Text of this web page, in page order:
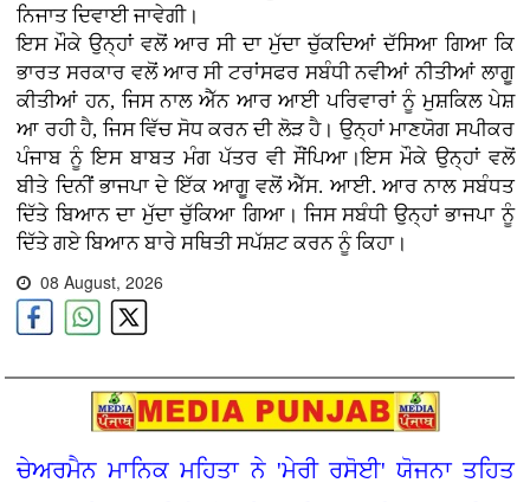
ਨਿਜਾਤ ਦਿਵਾਈ ਜਾਵੇਗੀ।
ਇਸ ਮੌਕੇ ਉਨ੍ਹਾਂ ਵਲੋਂ ਆਰ ਸੀ ਦਾ ਮੁੱਦਾ ਚੁੱਕਦਿਆਂ ਦੱਸਿਆ ਗਿਆ ਕਿ
ਭਾਰਤ ਸਰਕਾਰ ਵਲੋਂ ਆਰ ਸੀ ਟਰਾਂਸਫਰ ਸਬੰਧੀ ਨਵੀਆਂ ਨੀਤੀਆਂ ਲਾਗੂ
ਕੀਤੀਆਂ ਹਨ, ਜਿਸ ਨਾਲ ਐੱਨ ਆਰ ਆਈ ਪਰਿਵਾਰਾਂ ਨੂੰ ਮੁਸ਼ਕਿਲ ਪੇਸ਼
ਆ ਰਹੀ ਹੈ, ਜਿਸ ਵਿੱਚ ਸੋਧ ਕਰਨ ਦੀ ਲੋੜ ਹੈ। ਉਨ੍ਹਾਂ ਮਾਣਯੋਗ ਸਪੀਕਰ
ਪੰਜਾਬ ਨੂੰ ਇਸ ਬਾਬਤ ਮੰਗ ਪੱਤਰ ਵੀ ਸੌਂਪਿਆ।ਇਸ ਮੌਕੇ ਉਨ੍ਹਾਂ ਵਲੋਂ
ਬੀਤੇ ਦਿਨੀਂ ਭਾਜਪਾ ਦੇ ਇੱਕ ਆਗੂ ਵਲੋਂ ਐੱਸ. ਆਈ. ਆਰ ਨਾਲ ਸਬੰਧਤ
ਦਿੱਤੇ ਬਿਆਨ ਦਾ ਮੁੱਦਾ ਚੁੱਕਿਆ ਗਿਆ। ਜਿਸ ਸਬੰਧੀ ਉਨ੍ਹਾਂ ਭਾਜਪਾ ਨੂੰ
ਦਿੱਤੇ ਗਏ ਬਿਆਨ ਬਾਰੇ ਸਥਿਤੀ ਸਪੱਸ਼ਟ ਕਰਨ ਨੂੰ ਕਿਹਾ।
08 August, 2026
ਚੇਅਰਮੈਨ ਮਾਨਿਕ ਮਹਿਤਾ ਨੇ 'ਮੇਰੀ ਰਸੋਈ' ਯੋਜਨਾ ਤਹਿਤ